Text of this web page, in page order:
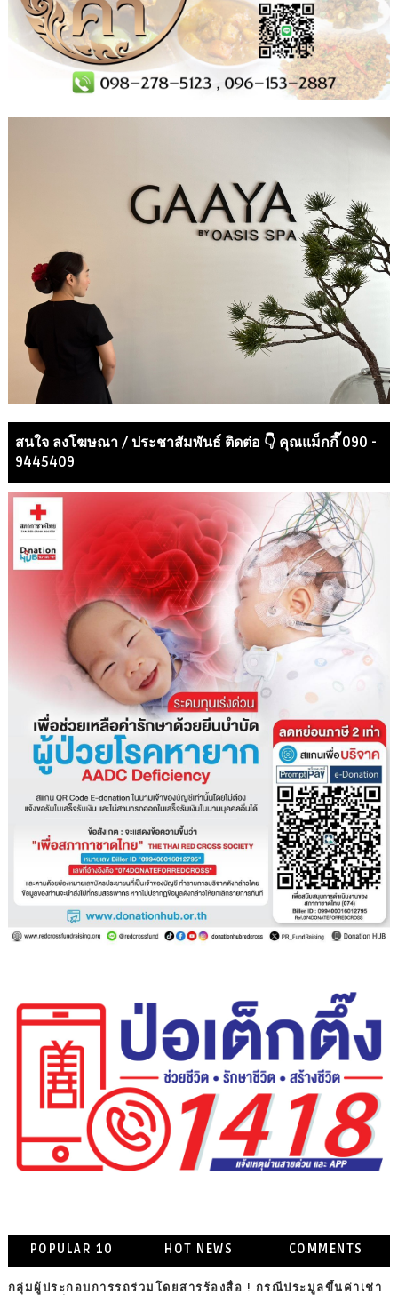
สนใจ ลงโฆษณา / ประชาสัมพันธ์ ติดต่อ 👇 คุณแม็กกี๊ 090 -
9445409
POPULAR 10 HOT NEWS COMMENTS
กลุ่มผู้ประกอบการรถร่วมโดยสารร้องสื่อ ! กรณีประมูลขึ้นค่าเช่า